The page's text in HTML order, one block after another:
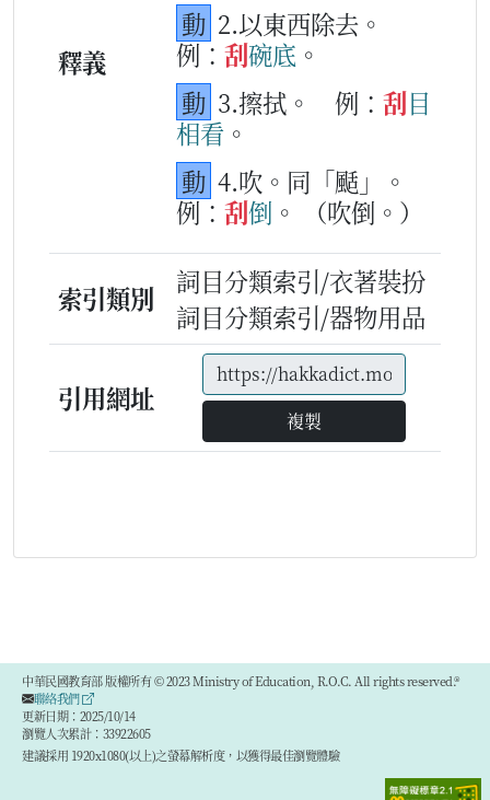
釋義
動 2.以東西除去。
例： 刮碗底 。
動 3.擦拭。 例： 刮目
相看 。
動 4.吹。同「颳」。
例： 刮倒 。 （吹倒。）
索引類別
詞目分類索引/衣著裝扮
詞目分類索引/器物用品
引用網址
複製
中華民國教育部 版權所有 © 2023 Ministry of Education, R.O.C. All rights reserved.®
聯絡我們
更新日期：2025/10/14
瀏覽人次累計：33922605
建議採用 1920x1080(以上)之螢幕解析度，以獲得最佳瀏覽體驗